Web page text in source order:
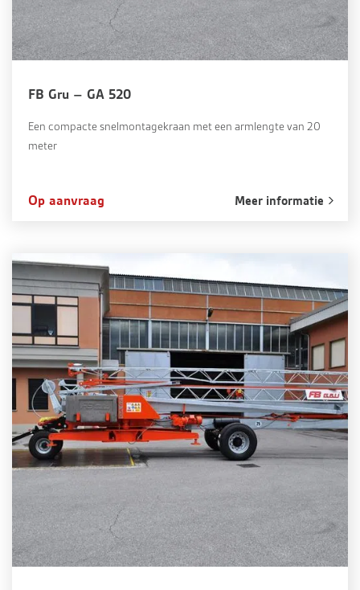
FB Gru – GA 520
Een compacte snelmontagekraan met een armlengte van 20
meter
Op aanvraag Meer informatie